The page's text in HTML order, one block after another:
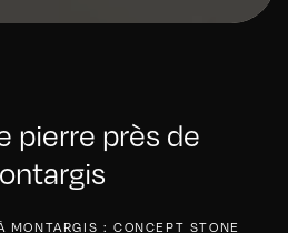
pierre près de
MONTARGIS : CONCEPT STONE